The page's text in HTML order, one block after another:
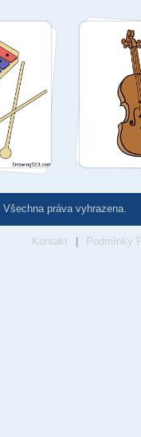
práva vyhrazena.
Kontakt Podmínky